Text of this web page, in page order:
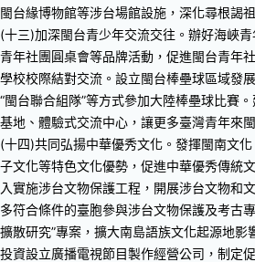
閩台緣博物館等涉台場館設施，深化尋根謁
(十三)加深閩台青少年交流交往。辦好海峽
青年社團圓桌會等品牌活動，促進閩台青年
學校校際結對交流。設立閩台棒壘球區域發
“閩台聯合組隊”等方式參加大陸棒壘球比賽
基地、體驗式交流中心，讓更多臺灣青年來
(十四)共同弘揚中華優秀文化。發揮閩南文
子文化等特色文化優勢，促進中華優秀傳統
入實施涉台文物保護工程，開展涉台文物和
多符合條件的臺胞參與涉台文物保護及考古
擴散研究”專案，擴大南島語族文化起源地影
投資設立廣播電視節目製作經營公司，制定